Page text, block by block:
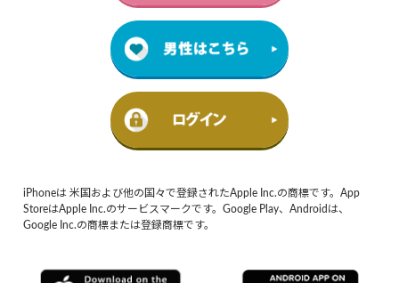
iPhoneは 米国および他の国々で登録されたApple Inc.の商標です。App
StoreはApple Inc.のサービスマークです。Google Play、Androidは、
Google Inc.の商標または登録商標です。